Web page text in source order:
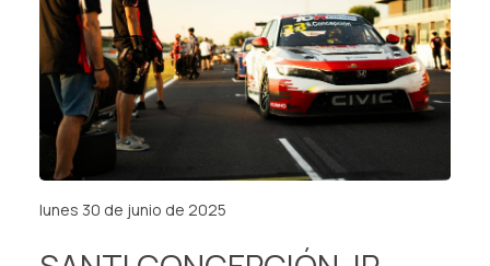
lunes 30 de junio de 2025